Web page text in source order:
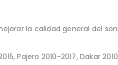
la calidad general del
Pajero 2010-2017, Dakar